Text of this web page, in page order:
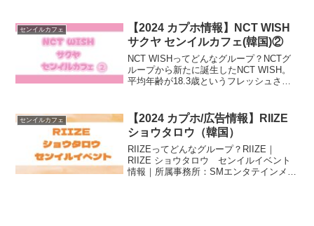
2025/08/28~09/02 装...
センイルカフェ
【2024 カプホ情報】NCT WISH
サクヤ センイルカフェ(韓国)②
NCT WISHってどんなグループ？NCTグ
ループから新たに誕生したNCT WISH。
平均年齢が18.3歳というフレッシュさの
ョウ、サクヤ→日本人メンバーシオン、
ジェ...
センイルカフェ
【2024 カプホ/広告情報】RIIZE
ショウタロウ（韓国）
RIIZEってどんなグループ？RIIZE｜
RIIZE ショウタロウ センイルイベント
情報｜所属事務所：SMエンタテインメン